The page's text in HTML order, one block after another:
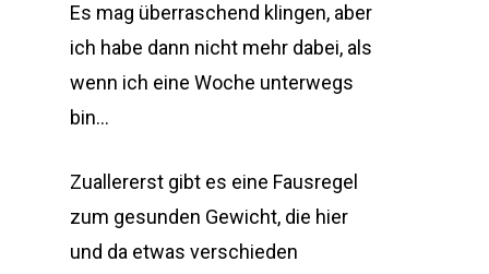
Es mag überraschend klingen, aber
ich habe dann nicht mehr dabei, als
wenn ich eine Woche unterwegs
bin…
Zuallererst gibt es eine Fausregel
zum gesunden Gewicht, die hier
und da etwas verschieden